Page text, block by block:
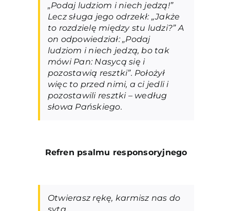
„Podaj ludziom i niech jedzą!”
Lecz sługa jego odrzekł: „Jakże
to rozdzielę między stu ludzi?” A
on odpowiedział: „Podaj
ludziom i niech jedzą, bo tak
mówi Pan: Nasycą się i
pozostawią resztki”. Położył
więc to przed nimi, a ci jedli i
pozostawili resztki – według
słowa Pańskiego.
Refren psalmu responsoryjnego
Otwierasz rękę, karmisz nas do